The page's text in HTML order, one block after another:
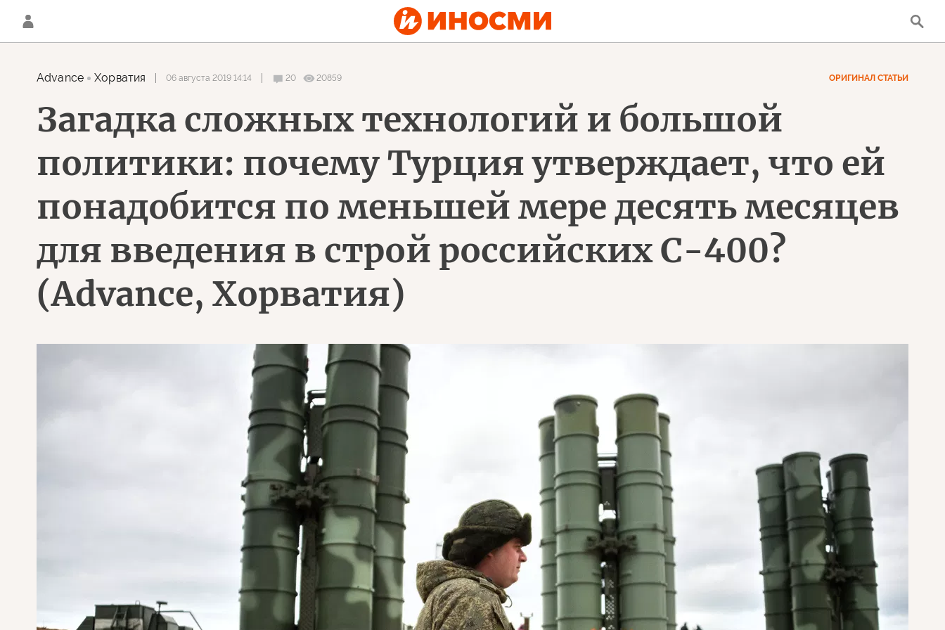
Advance Хорватия 06 августа 2019 14:14 20 20859 ОРИГИНАЛ СТАТЬИ
Загадка сложных технологий и большой
политики: почему Турция утверждает, что ей
понадобится по меньшей мере десять месяцев
для введения в строй российских С-400?
(Advance, Хорватия)